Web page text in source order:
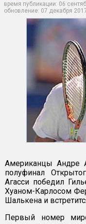
время публикации: 06
обновление: 07 декабря
Американцы Андре
полуфинал
Агасси победил
Хуаном-Карлосом
Шалькена и
Первый номер